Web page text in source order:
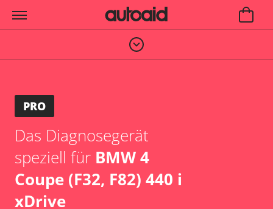
PRO
Das Diagnosegerät
speziell für BMW 4
Coupe (F32, F82) 440 i
xDrive